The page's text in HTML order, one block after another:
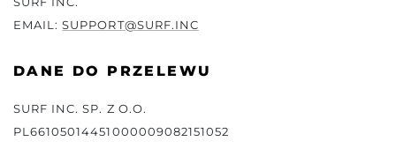
EMAIL:SUPPORT@SURF.INC
DANE DO PRZELEWU
SURF INC. SP. Z O.O.
PL66105014451000009082151052